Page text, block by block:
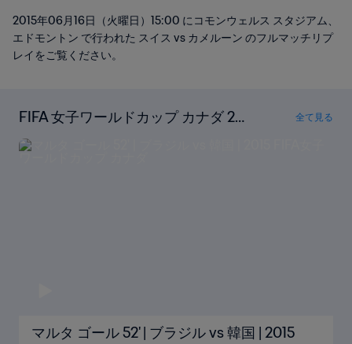
2015年06月16日（火曜日）15:00 にコモンウェルス スタジアム、
エドモントン で行われた スイス vs カメルーン のフルマッチリプ
レイをご覧ください。
FIFA 女子ワールドカップ カナダ 201
5の全ゴールを見る
全て見る
マルタ ゴール 52' | ブラジル vs 韓国 | 2015